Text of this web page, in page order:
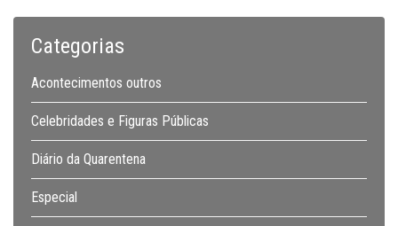
Categorias
Acontecimentos outros
Celebridades e Figuras Públicas
Diário da Quarentena
Especial